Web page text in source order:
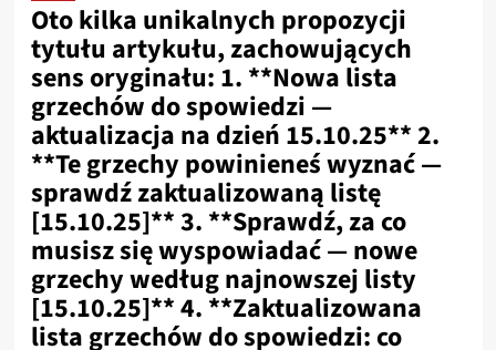
Oto kilka unikalnych propozycji
tytułu artykułu, zachowujących
sens oryginału: 1. **Nowa lista
grzechów do spowiedzi —
aktualizacja na dzień 15.10.25** 2.
**Te grzechy powinieneś wyznać —
sprawdź zaktualizowaną listę
[15.10.25]** 3. **Sprawdź, za co
musisz się wyspowiadać — nowe
grzechy według najnowszej listy
[15.10.25]** 4. **Zaktualizowana
lista grzechów do spowiedzi: co